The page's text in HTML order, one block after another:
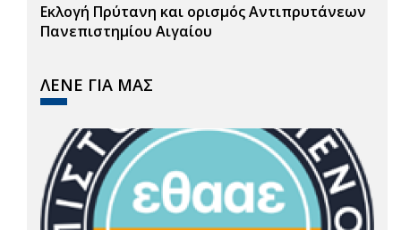
Εκλογή Πρύτανη και ορισμός Αντιπρυτάνεων
Πανεπιστημίου Αιγαίου
ΛΕΝΕ ΓΙΑ ΜΑΣ